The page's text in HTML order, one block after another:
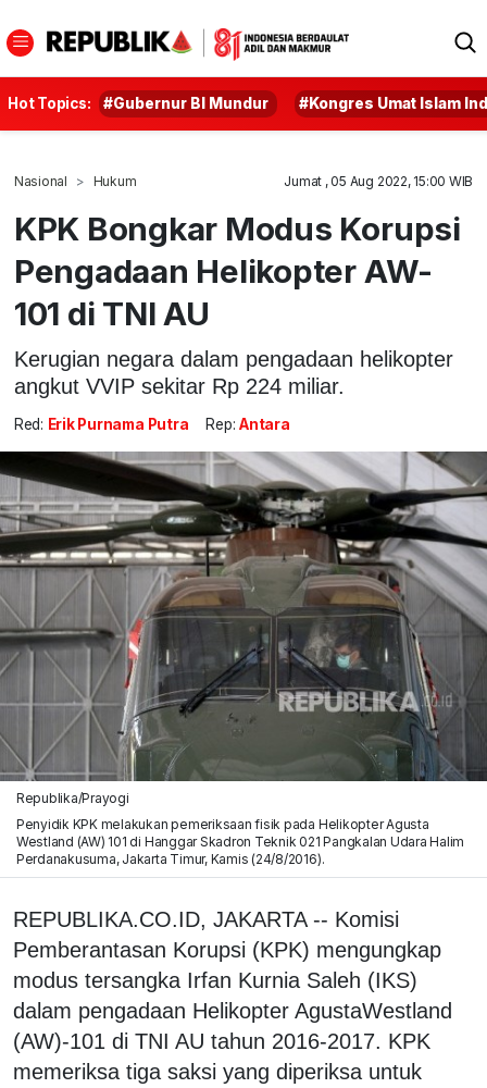
Hot Topics: #Gubernur BI Mundur #Kongres Umat Islam
Nasional Hukum Jumat , 05 Aug 2022, 15:00 WIB
KPK Bongkar Modus Korupsi
Pengadaan Helikopter AW-
101 di TNI AU
Kerugian negara dalam pengadaan helikopter
angkut VVIP sekitar Rp 224 miliar.
Red: Erik Purnama Putra Rep: Antara
Republika/Prayogi
Penyidik KPK melakukan pemeriksaan fisik pada Helikopter Agusta
Westland (AW) 101 di Hanggar Skadron Teknik 021 Pangkalan Udara Halim
Perdanakusuma, Jakarta Timur, Kamis (24/8/2016).
REPUBLIKA.CO.ID, JAKARTA -- Komisi
Pemberantasan Korupsi (KPK) mengungkap
modus tersangka Irfan Kurnia Saleh (IKS)
dalam pengadaan Helikopter AgustaWestland
(AW)-101 di TNI AU tahun 2016-2017. KPK
memeriksa tiga saksi yang diperiksa untuk